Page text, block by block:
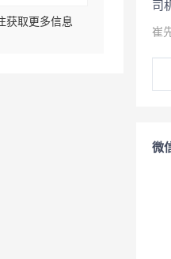
获取更多信息
司
崔
微